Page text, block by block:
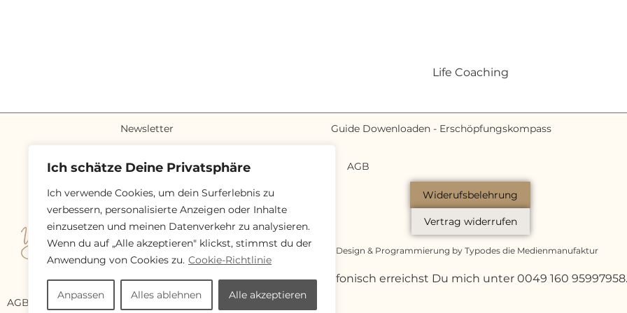
Ich schätze Deine Privatsphäre
Ich verwende Cookies, um dein Surferlebnis zu
verbessern, personalisierte Anzeigen oder Inhalte
einzusetzen und meinen Datenverkehr zu analysieren.
Wenn du auf „Alle akzeptieren" klickst, stimmst du der
Anwendung von Cookies zu. Cookie-Richtlinie
Anpassen Alles ablehnen Alle akzeptieren
Life Coaching
Newsletter Guide Dowenloaden - Erschöpfungskompass
IMPRESSUM AGB
Widerufsbelehrung
Vertrag widerrufen
© 2023 all Rights by Yvonne Backes | Design & Programmierung by Typodes die Medienmanufaktur
Telefonisch erreichst Du mich unter 0049 160 95997958.
AGB